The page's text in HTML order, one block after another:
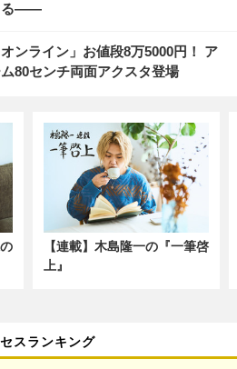
る――
オンライン」お値段8万5000円！ ア
80センチ両面アクスタ登場
【連載】木島隆一の『一筆啓
上』
スランキング